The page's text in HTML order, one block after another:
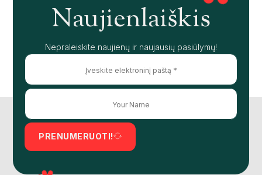
Naujienlaiškis
Nepraleiskite naujienų ir naujausių pasiūlymų!
PRENUMERUOTI!